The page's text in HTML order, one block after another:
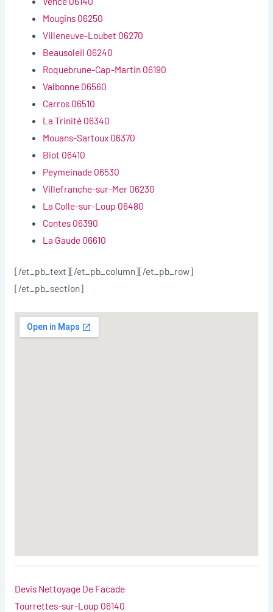
Mougins 06250
Villeneuve-Loubet 06270
Beausoleil 06240
Roquebrune-Cap-Martin 06190
Valbonne 06560
Carros 06510
La Trinité 06340
Mouans-Sartoux 06370
Biot 06410
Peymeinade 06530
Villefranche-sur-Mer 06230
La Colle-sur-Loup 06480
Contes 06390
La Gaude 06610
[/et_pb_text][/et_pb_column][/et_pb_row]
[/et_pb_section]
Devis Nettoyage De Facade
Tourrettes-sur-Loup 06140